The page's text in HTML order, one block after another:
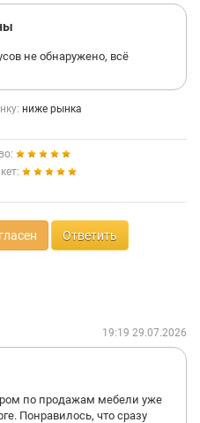
не обнаружено, всё
ниже рынка
Ответить
19:19 29.07.2026
по продажам мебели уже
Понравилось, что сразу